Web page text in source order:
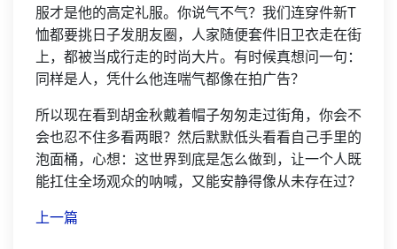
服才是他的高定礼服。你说气不气？我们连穿件新T
恤都要挑日子发朋友圈，人家随便套件旧卫衣走在街
上，都被当成行走的时尚大片。有时候真想问一句：
同样是人，凭什么他连喘气都像在拍广告？
所以现在看到胡金秋戴着帽子匆匆走过街角，你会不
会也忍不住多看两眼？然后默默低头看看自己手里的
泡面桶，心想：这世界到底是怎么做到，让一个人既
能扛住全场观众的呐喊，又能安静得像从未存在过？
上一篇